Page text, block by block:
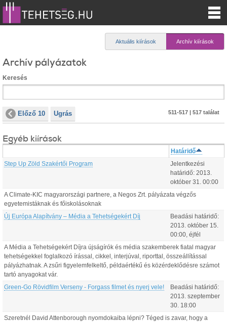
Aktuális kiírások Archív kiírások
Archív pályázatok
Keresés
Előző 10 Ugrás 511-517 | 517 találat
Egyéb kiírások
Határidő
Step Up Zöld Szakértői Program
Jelentkezési
határidő: 2013.
október 31 00:00
A Climate-KIC magyarországi partnere, a Negos Zrt. pályázata végzős
egyetemistáknak és főiskolásoknak
Új Európa Alapítvány – Média a Tehetségekért Díj
Beadási határidő:
2013. október 15
00:00 , éjfél
A Média a Tehetségekért Díjra újságírók és média szakemberek fiatal magyar
tehetségekkel foglalkozó írással, cikkel, interjúval, riporttal, összeállítással
pályázhatnak. A zsűri figyelemfelkeltő, példaértékű és közérdeklődésre számot
tartó anyagokat vár.
Green-Go Rövidfilm Verseny - Forgass filmet és nyerj vele!
Beadási határidő:
2013. szeptember
30 18:00
Szeretnél David Attenborough nyomdokaiba lépni? Téged is zavar, hogy a